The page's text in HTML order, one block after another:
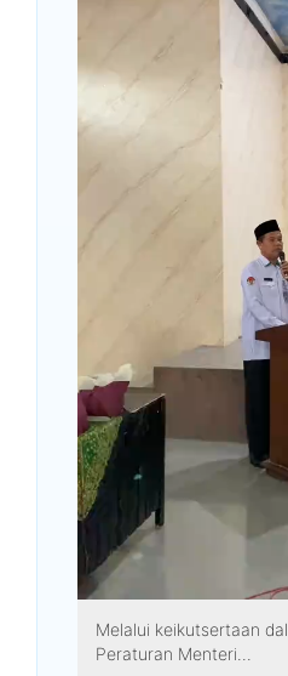
Melalui keikutsertaan
Peraturan Menteri...